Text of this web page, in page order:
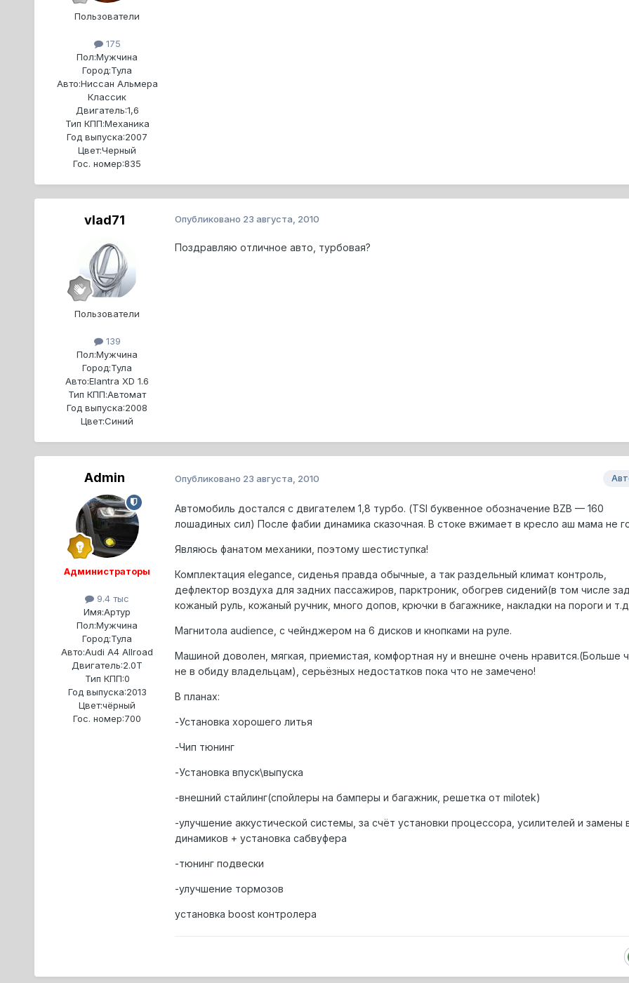
Пользователи
175
Пол:Мужчина
Город:Тула
Авто:Ниссан Альмера
Классик
Двигатель:1,6
Тип КПП:Механика
Год выпуска:2007
Цвет:Черный
Гос. номер:835
vlad71
Пользователи
139
Пол:Мужчина
Город:Тула
Авто:Elantra XD 1.6
Тип КПП:Автомат
Год выпуска:2008
Цвет:Синий
Опубликовано 23 августа, 2010
Поздравляю отличное авто, турбовая?
Admin
Администраторы
9.4 тыс
Имя:Артур
Пол:Мужчина
Город:Тула
Авто:Audi A4 Allroad
Двигатель:2.0T
Тип КПП:0
Год выпуска:2013
Цвет:чёрный
Гос. номер:700
Опубликовано 23 августа, 2010
Автомобиль достался с двигателем 1,8 турбо. (TSI буквенное обозначение BZB — 160
лошадиных сил) После фабии динамика сказочная. В стоке вжимает в кресло аш мама не
Являюсь фанатом механики, поэтому шестиступка!
Комплектация elegance, сиденья правда обычные, а так раздельный климат контроль,
дефлектор воздуха для задних пассажиров, парктроник, обогрев сидений(в том числе
кожаный руль, кожаный ручник, много допов, крючки в багажнике, накладки на пороги и т.д
Магнитола audience, с чейнджером на 6 дисков и кнопками на руле.
Машиной доволен, мягкая, приемистая, комфортная ну и внешне очень нравится.(Больше
не в обиду владельцам), серьёзных недостатков пока что не замечено!
В планах:
-Установка хорошего литья
-Чип тюнинг
-Установка впуск\выпуска
-внешний стайлинг(спойлеры на бамперы и багажник, решетка от milotek)
-улучшение аккустической системы, за счёт установки процессора, усилителей и замены
динамиков + установка сабвуфера
-тюнинг подвески
-улучшение тормозов
установка boost контролера